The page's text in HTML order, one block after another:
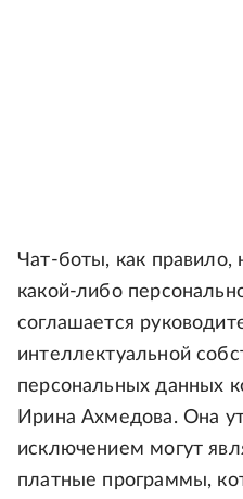
Чат-боты, как правило,
какой-либо
соглашается
интеллектуальной
персональных данных
Ирина Ахмедова. Она
исключением могут
платные программы,